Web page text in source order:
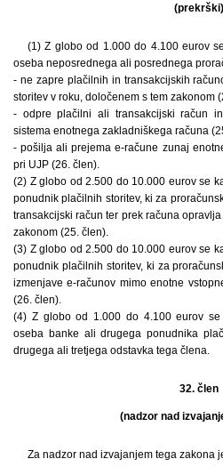
(prekrški)
(1) Z globo od 1.000 do 4.100 eurov
oseba neposrednega ali posrednega
- ne zapre plačilnih in transakcijskih
storitev v roku, določenem s tem zakonom
- odpre plačilni ali transakcijski račun
sistema enotnega zakladniškega računa
- pošilja ali prejema e-račune zunaj
pri UJP (26. člen).
(2) Z globo od 2.500 do 10.000 eurov se
ponudnik plačilnih storitev, ki za
transakcijski račun ter prek računa
zakonom (25. člen).
(3) Z globo od 2.500 do 10.000 eurov se
ponudnik plačilnih storitev, ki za
izmenjave e-računov mimo enotne
(26. člen).
(4) Z globo od 1.000 do 4.100 eurov se
oseba banke ali drugega ponudnika
drugega ali tretjega odstavka tega člena.
32. člen
(nadzor nad
Za nadzor nad izvajanjem tega zakona